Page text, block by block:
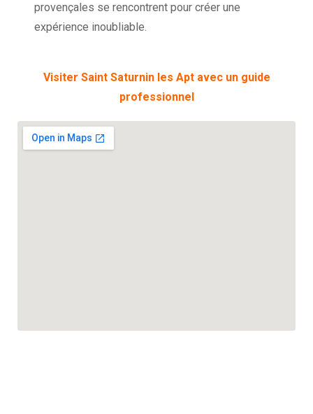
provençales se rencontrent pour créer une
expérience inoubliable.
Visiter Saint Saturnin les Apt avec un guide
professionnel